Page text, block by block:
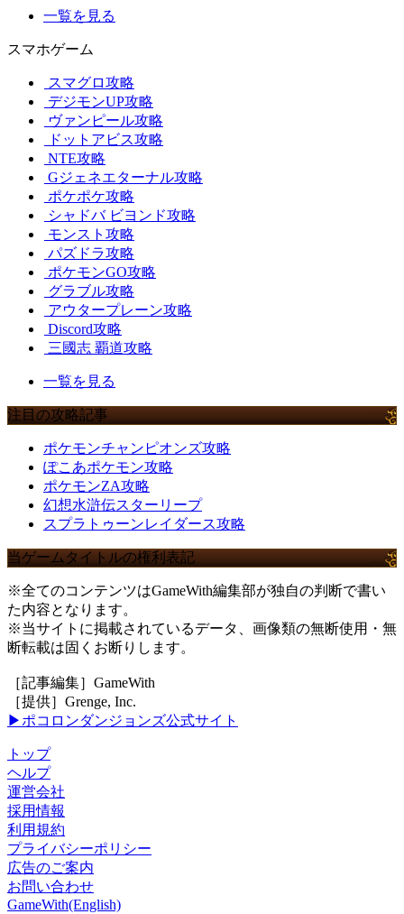
一覧を見る
スマホゲーム
スマグロ攻略
デジモンUP攻略
ヴァンピール攻略
ドットアビス攻略
NTE攻略
Gジェネエターナル攻略
ポケポケ攻略
シャドバ ビヨンド攻略
モンスト攻略
パズドラ攻略
ポケモンGO攻略
グラブル攻略
アウタープレーン攻略
Discord攻略
三國志 覇道攻略
一覧を見る
注目の攻略記事
ポケモンチャンピオンズ攻略
ぽこあポケモン攻略
ポケモンZA攻略
幻想水滸伝スターリープ
スプラトゥーンレイダース攻略
当ゲームタイトルの権利表記
※全てのコンテンツはGameWith編集部が独自の判断で書い
た内容となります。
※当サイトに掲載されているデータ、画像類の無断使用・無
断転載は固くお断りします。
［記事編集］GameWith
［提供］Grenge, Inc.
▶ポコロンダンジョンズ公式サイト
トップ
ヘルプ
運営会社
採用情報
利用規約
プライバシーポリシー
広告のご案内
お問い合わせ
GameWith(English)